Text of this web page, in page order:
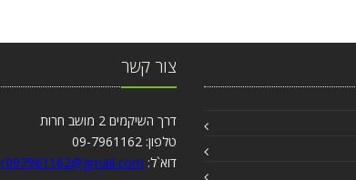
צור קשר
דרך השיקמים 2 מושב חרות
טלפון: 09-7961162
דוא`ל: r097961162@gmail.com